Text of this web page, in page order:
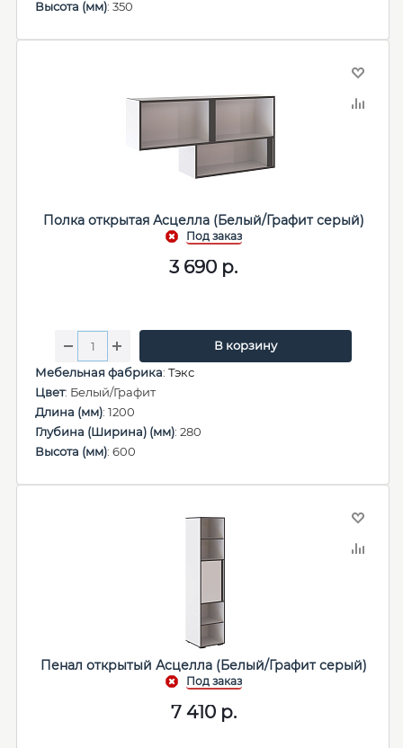
Высота (мм): 350
Полка открытая Асцелла (Белый/Графит серый)
3 690 р.
В корзину
Мебельная фабрика: Тэкс
Цвет: Белый/Графит
Длина (мм): 1200
Глубина (Ширина) (мм): 280
Высота (мм): 600
Пенал открытый Асцелла (Белый/Графит серый)
7 410р.